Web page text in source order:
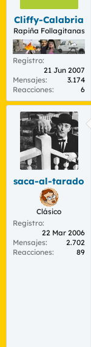
Cliffy-Calabria
Rapiña Follagitanas
Registro
21 Jun 2007
Mensajes
3.174
Reacciones
6
saca-al-tarado
Clásico
Registro
22 Mar 2006
Mensajes
2.702
Reacciones
89